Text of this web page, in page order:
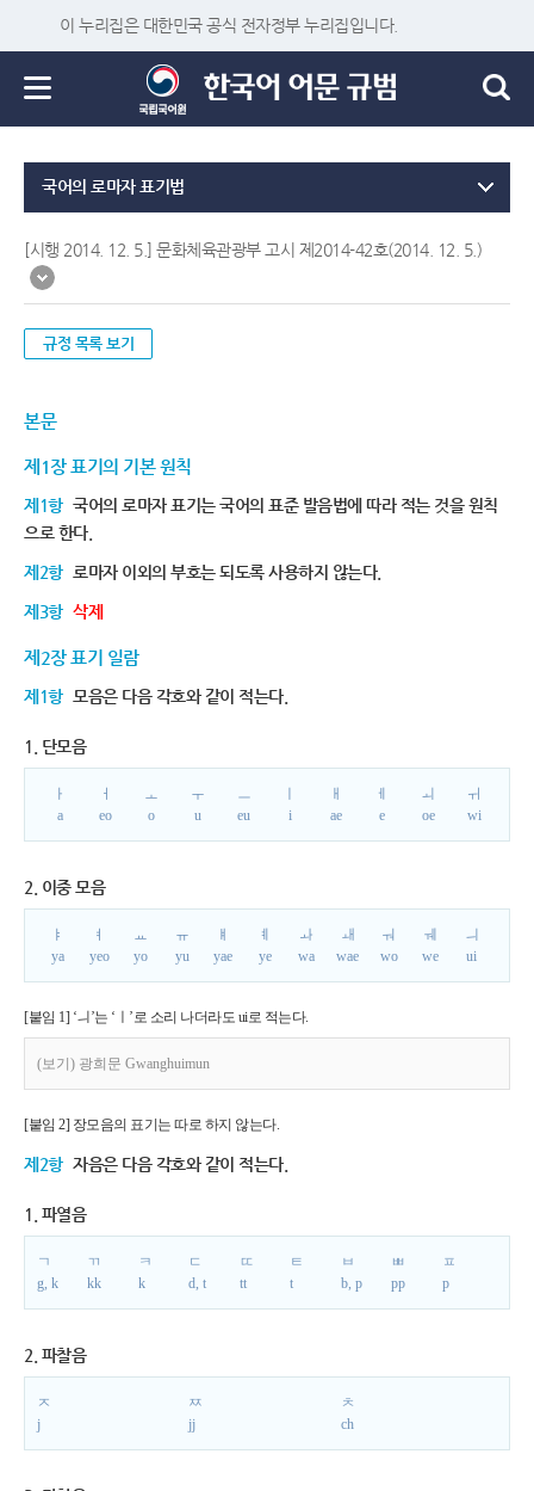
이 누리집은 대한민국 공식 전자정부 누리집입니다.
국어의 로마자 표기법
[시행 2014. 12. 5.] 문화체육관광부 고시 제2014-42호(2014. 12. 5.)
규정 목록 보기
본문
제1장 표기의 기본 원칙
제1항 국어의 로마자 표기는 국어의 표준 발음법에 따라 적는 것을 원칙
으로 한다.
제2항 로마자 이외의 부호는 되도록 사용하지 않는다.
제3항 삭제
제2장 표기 일람
제1항 모음은 다음 각호와 같이 적는다.
1. 단모음
ㅏ
a
ㅓ
eo
ㅗ
o
ㅜ
u
ㅡ
eu
i
ㅐ
ae
ㅔ
e
ㅚ
oe
ㅟ
wi
2. 이중 모음
ㅑ
ya
ㅕ
yeo
ㅛ
yo
ㅠ
yu
ㅒ
yae
ㅖ
ye
ㅘ
wa
ㅙ
wae
ㅝ
wo
ㅞ
we
ㅢ
ui
[붙임 1] ‘ㅢ’는 ‘ㅣ’로 소리 나더라도 ui로 적는다.
(보기) 광희문 Gwanghuimun
[붙임 2] 장모음의 표기는 따로 하지 않는다.
제2항 자음은 다음 각호와 같이 적는다.
1. 파열음
ㄱ
g, k
ㄲ
kk
ㅋ
k
ㄷ
d, t
ㄸ
tt
ㅌ
t
ㅂ
b, p
ㅃ
pp
ㅍ
p
2. 파찰음
ㅈ
j
ㅉ
jj
ㅊ
ch